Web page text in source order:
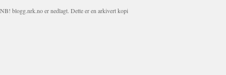
NB! blogg.nrk.no er nedlagt. Dette er en arkivert kopi